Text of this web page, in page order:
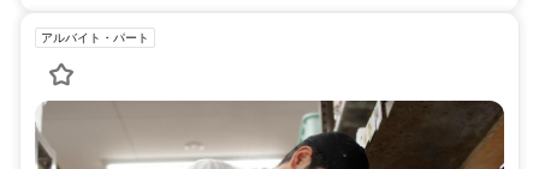
アルバイト・パート